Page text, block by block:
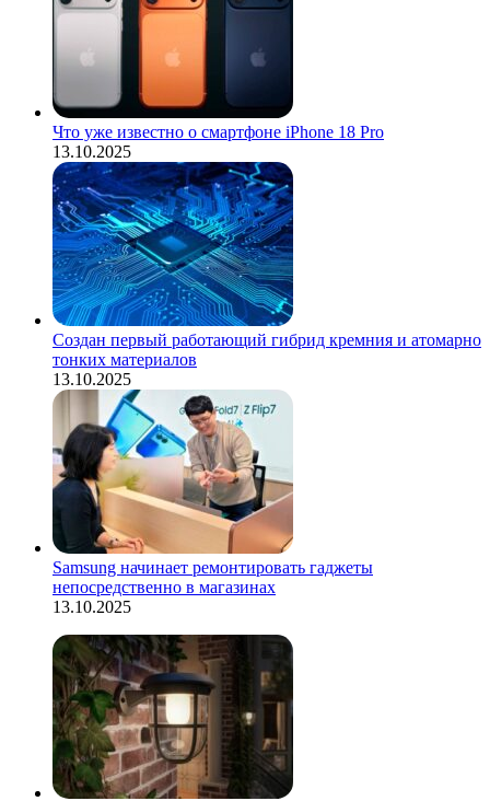
Что уже известно о смартфоне iPhone 18 Pro
13.10.2025
Создан первый работающий гибрид кремния и атомарно
тонких материалов
13.10.2025
Samsung начинает ремонтировать гаджеты
непосредственно в магазинах
13.10.2025